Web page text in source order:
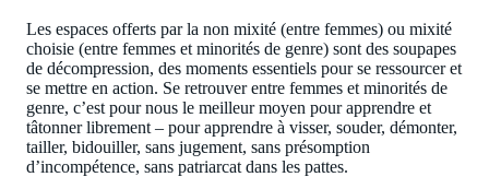
Les espaces offerts par la non mixité (entre femmes) ou mixité
choisie (entre femmes et minorités de genre) sont des soupapes
de décompression, des moments essentiels pour se ressourcer et
se mettre en action. Se retrouver entre femmes et minorités de
genre, c’est pour nous le meilleur moyen pour apprendre et
tâtonner librement – pour apprendre à visser, souder, démonter,
tailler, bidouiller, sans jugement, sans présomption
d’incompétence, sans patriarcat dans les pattes.